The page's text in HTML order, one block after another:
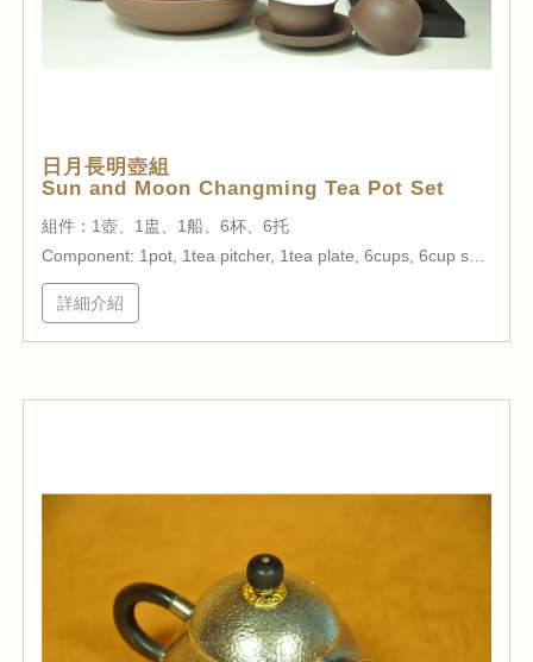
日月長明壺組
Sun and Moon Changming Tea Pot Set
組件：1壺、1盅、1船、6杯、6托
Component: 1pot, 1tea pitcher, 1tea plate, 6cups, 6cup saucers
詳細介紹